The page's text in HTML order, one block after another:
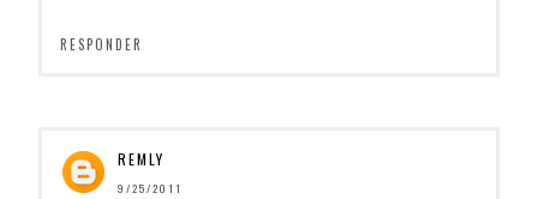
RESPONDER
REMLY
9/25/2011